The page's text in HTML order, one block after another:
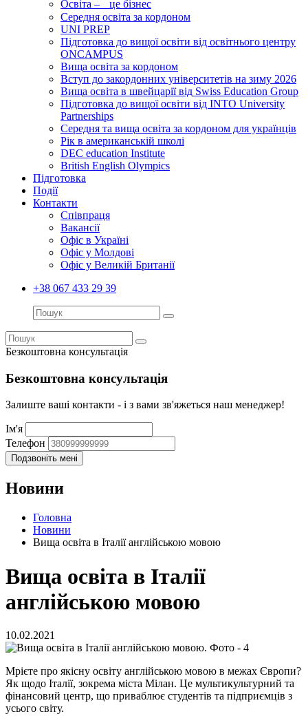
Освіта – це бізнес
Середня освіта за кордоном
UNI PREP
Підготовка до вищої освіти від освітнього центру
ONCAMPUS
Вища освіта за кордоном
Вступ до закордонних університетів на зиму 2026
Вища освіта в швейцарії від Swiss Education Group
Підготовка до вищої освіти від INTO University
Partnerships
Середня та вища освіта за кордоном для українців
Рік в американській школі
DEC education Institute
British English Olympics
Підготовка
Події
Контакти
Співпраця
Вакансії
Офіс в Україні
Офіс у Молдові
Офіс у Великій Британії
+38 067 433 29 39
Безкоштовна консультація
Безкоштовна консультація
Залиште ваші контакти - і з вами зв'яжеться наш менеджер!
Ім'я
Телефон
Новини
Головна
Новини
Вища освіта в Італії англійською мовою
Вища освіта в Італії
англійською мовою
10.02.2021
Мрієте про якісну освіту англійською мовою в межах Європи?
Як щодо Італії, зокрема міста Мілан. Це мультикультурний та
фінансовий центр, що приваблює студентів та підприємців з
усього світу.